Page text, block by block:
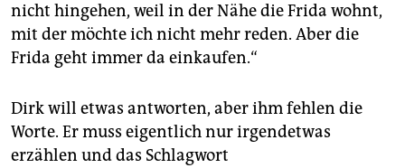
nicht hingehen, weil in der Nähe die Frida wohnt,
mit der möchte ich nicht mehr reden. Aber die
Frida geht immer da einkaufen.“
Dirk will etwas antworten, aber ihm fehlen die
Worte. Er muss eigentlich nur irgendetwas
erzählen und das Schlagwort